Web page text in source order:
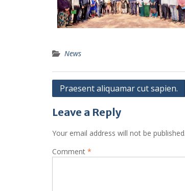
News
Praesent aliquamar cut sapien.
Leave a Reply
Your email address will not be published.
Comment *